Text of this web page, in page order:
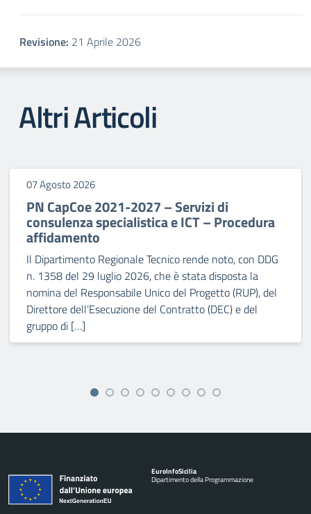
Revisione: 21 Aprile 2026
Altri Articoli
07 Agosto 2026
PN CapCoe 2021-2027 – Servizi di
consulenza specialistica e ICT – Procedura
affidamento
Il Dipartimento Regionale Tecnico rende noto, con DDG
n. 1358 del 29 luglio 2026, che è stata disposta la
nomina del Responsabile Unico del Progetto (RUP), del
Direttore dell’Esecuzione del Contratto (DEC) e del
gruppo di […]
EuroInfoSicilia
Dipartimento della Programmazione